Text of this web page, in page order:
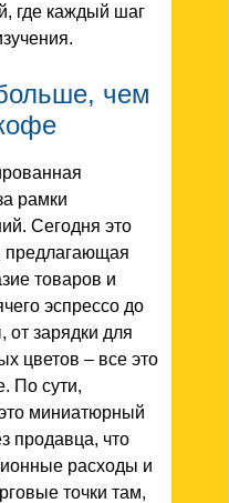
где каждый шаг
чем
рамки
Сегодня это
предлагающая
товаров и
эспрессо до
зарядки для
цветов – все это
По сути,
миниатюрный
продавца, что
расходы и
точки там,